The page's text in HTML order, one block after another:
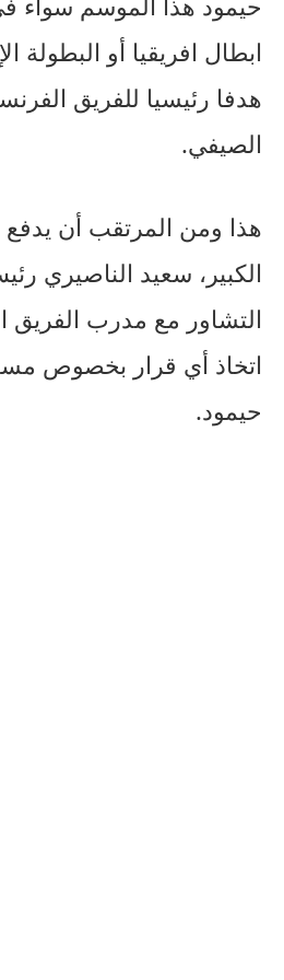
ابطال افريقيا أو البطولة
هدفا رئيسيا للفريق
الصيفي.
هذا ومن المرتقب أن
الكبير، سعيد الناصيري
التشاور مع مدرب
اتخاذ أي قرار بخصوص
حيمود.